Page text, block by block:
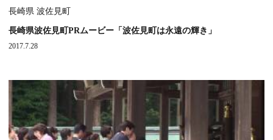
長崎県 波佐見町
長崎県波佐見町PRムービー「波佐見町は永遠の輝き」
2017.7.28